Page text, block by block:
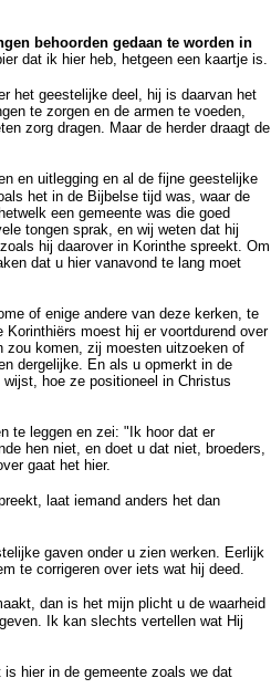
behoorden gedaan te worden in
dat ik hier heb, hetgeen een kaartje is.
het geestelijke deel, hij is daarvan het
te zorgen en de armen te voeden,
zorg dragen. Maar de herder draagt de
en uitlegging en al de fijne geestelijke
het in de Bijbelse tijd was, waar de
een gemeente was die goed
tongen sprak, en wij weten dat hij
hij daarover in Korinthe spreekt. Om
dat u hier vanavond te lang moet
of enige andere van deze kerken, te
moest hij er voortdurend over
komen, zij moesten uitzoeken of
dergelijke. En als u opmerkt in de
hoe ze positioneel in Christus
te leggen en zei: "Ik hoor dat er
hen niet, en doet u dat niet, broeders,
gaat het hier.
laat iemand anders het dan
gaven onder u zien werken. Eerlijk
te corrigeren over iets wat hij deed.
dan is het mijn plicht u de waarheid
Ik kan slechts vertellen wat Hij
hier in de gemeente zoals we dat